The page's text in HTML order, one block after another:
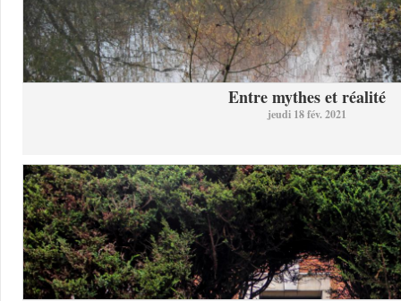
Entre mythes et réalité
jeudi 18 fév. 2021